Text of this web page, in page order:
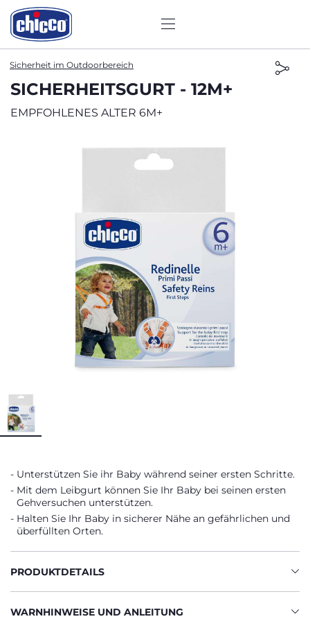
Sicherheit im Outdoorbereich
SICHERHEITSGURT - 12M+
EMPFOHLENES ALTER 6M+
Unterstützen Sie ihr Baby während seiner ersten Schritte.
Mit dem Leibgurt können Sie Ihr Baby bei seinen ersten
Gehversuchen unterstützen.
Halten Sie Ihr Baby in sicherer Nähe an gefährlichen und
überfüllten Orten.
PRODUKTDETAILS
WARNHINWEISE UND ANLEITUNG